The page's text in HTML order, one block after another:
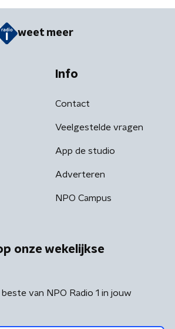
weet meer
Info
Contact
Veelgestelde vragen
App de studio
Adverteren
NPO Campus
onze wekelijkse
van NPO Radio 1 in jouw